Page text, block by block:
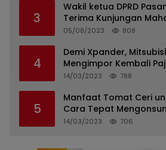
3
Wakil ketua DPRD
Terima Kunjungan
05/08/2023 808
4
Demi Xpander,
Mengimpor Kembali
14/03/2023 788
5
Manfaat Tomat Ceri
Cara Tepat
14/03/2023 706